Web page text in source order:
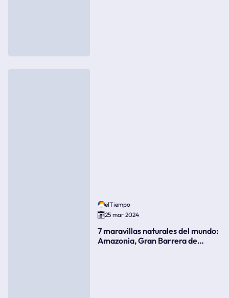
elTiempo
25 mar 2024
7 maravillas naturales del mundo:
Amazonia, Gran Barrera de